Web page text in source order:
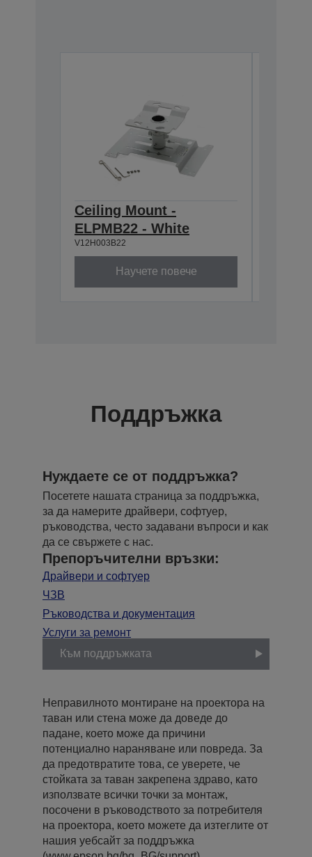
Ceiling Mount -
ELPMB22 - White
V12H003B22
Научете повече
Поддръжка
Нуждаете се от поддръжка?
Посетете нашата страница за поддръжка,
за да намерите драйвери, софтуер,
ръководства, често задавани въпроси и как
да се свържете с нас.
Препоръчителни връзки:
Драйвери и софтуер
ЧЗВ
Ръководства и документация
Услуги за ремонт
Към поддръжката
Неправилното монтиране на проектора на
таван или стена може да доведе до
падане, което може да причини
потенциално нараняване или повреда. За
да предотвратите това, се уверете, че
стойката за таван закрепена здраво, като
използвате всички точки за монтаж,
посочени в ръководството за потребителя
на проектора, което можете да изтеглите от
нашия уебсайт за поддръжка